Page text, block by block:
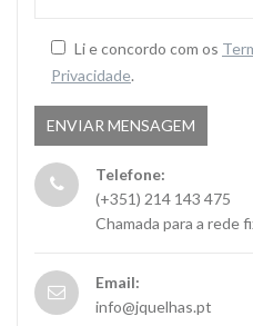
Li e concordo com os
Privacidade.
Telefone:
(+351) 214 143 475
Chamada para a rede
Email:
info@jquelhas.pt